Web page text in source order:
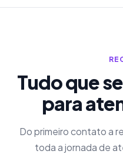
Tudo que
para
Do primeiro contato a
toda a jornada de